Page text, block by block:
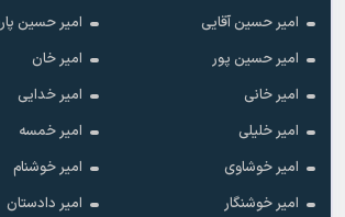
امیر حسین آقایی
امیر حسین
امیر حسین پور
امیر خان
امیر خانی
امیر خدایی
امیر خلیلی
امیر خمسه
امیر خوشاوی
امیر خوشنام
امیر خوشنگار
امیر دادستان